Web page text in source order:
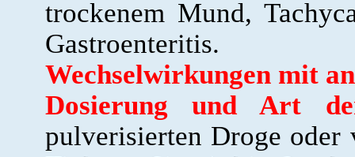
trockenem Mund,
Gastroenteritis.
Wechselwirkungen mit
Dosierung und Art
pulverisierten Droge